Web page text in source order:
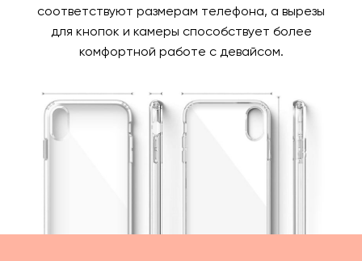
соответствуют размерам телефона, а вырезы
для кнопок и камеры способствует более
комфортной работе с девайсом.